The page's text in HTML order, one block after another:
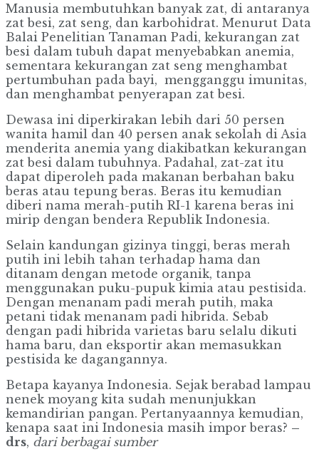
Manusia membutuhkan banyak zat, di antaranya
zat besi, zat seng, dan karbohidrat. Menurut Data
Balai Penelitian Tanaman Padi, kekurangan zat
besi dalam tubuh dapat menyebabkan anemia,
sementara kekurangan zat seng menghambat
pertumbuhan pada bayi, mengganggu imunitas,
dan menghambat penyerapan zat besi.
Dewasa ini diperkirakan lebih dari 50 persen
wanita hamil dan 40 persen anak sekolah di Asia
menderita anemia yang diakibatkan kekurangan
zat besi dalam tubuhnya. Padahal, zat-zat itu
dapat diperoleh pada makanan berbahan baku
beras atau tepung beras. Beras itu kemudian
diberi nama merah-putih RI-1 karena beras ini
mirip dengan bendera Republik Indonesia.
Selain kandungan gizinya tinggi, beras merah
putih ini lebih tahan terhadap hama dan
ditanam dengan metode organik, tanpa
menggunakan puku-pupuk kimia atau pestisida.
Dengan menanam padi merah putih, maka
petani tidak menanam padi hibrida. Sebab
dengan padi hibrida varietas baru selalu dikuti
hama baru, dan eksportir akan memasukkan
pestisida ke dagangannya.
Betapa kayanya Indonesia. Sejak berabad lampau
nenek moyang kita sudah menunjukkan
kemandirian pangan. Pertanyaannya kemudian,
kenapa saat ini Indonesia masih impor beras? –
drs, dari berbagai sumber